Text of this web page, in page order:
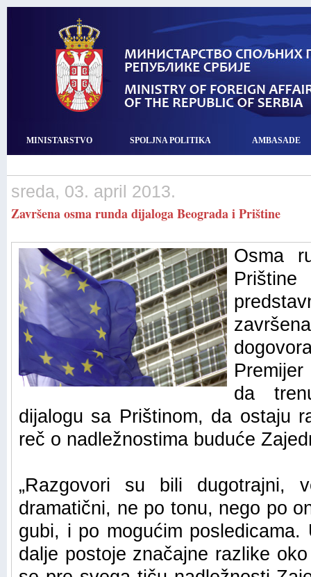
MINISTARSTVO SPOLJNA POLITIKA AMBASADE
sreda, 03. april 2013.
Završena osma runda dijaloga Beograda i Prištine
Osma
da
dijalogu sa Prištinom, da ostaju
reč o nadležnostima buduće
„Razgovori su bili dugotrajni,
dramatični, ne po tonu, nego po
gubi, i po mogućim
dalje postoje značajne razlike